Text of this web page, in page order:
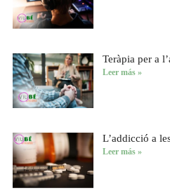
Teràpia per a
Leer más »
L’addicció a
Leer más »